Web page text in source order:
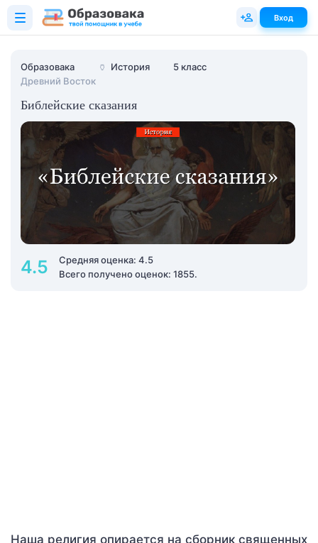
Образовака 🏺 История
5 класс
Древний Восток
Библейские сказания
4.5
Средняя оценка: 4.5
Всего получено оценок: 1855.
Наша религия опирается на сборник священных
Вход